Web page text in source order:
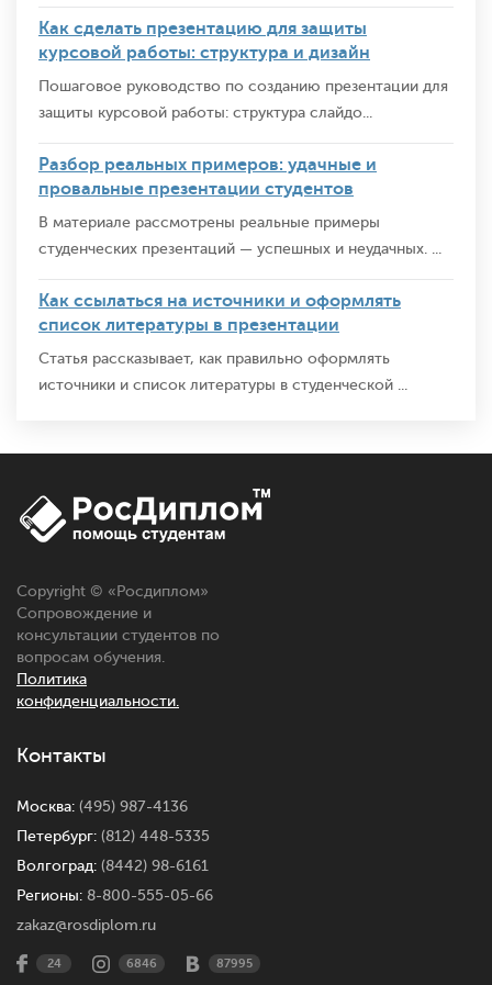
Как сделать презентацию для защиты
курсовой работы: структура и дизайн
Пошаговое руководство по созданию презентации для
защиты курсовой работы: структура слайдо...
Разбор реальных примеров: удачные и
провальные презентации студентов
В материале рассмотрены реальные примеры
студенческих презентаций — успешных и неудачных. ...
Как ссылаться на источники и оформлять
список литературы в презентации
Статья рассказывает, как правильно оформлять
источники и список литературы в студенческой ...
Copyright © «Росдиплом»
Сопровождение и
консультации студентов по
вопросам обучения.
Политика
конфиденциальности.
Контакты
Москва: (495) 987-4136
Петербург: (812) 448-5335
Волгоград: (8442) 98-6161
Регионы: 8-800-555-05-66
zakaz@rosdiplom.ru
24 6846 87995